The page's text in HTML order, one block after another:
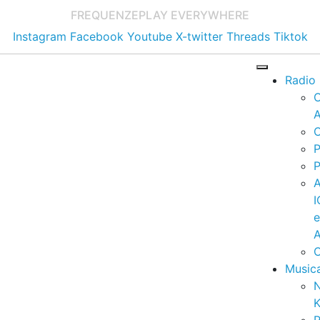
FREQUENZEPLAY EVERYWHERE
Instagram Facebook Youtube X-twitter Threads Tiktok
Radio
e